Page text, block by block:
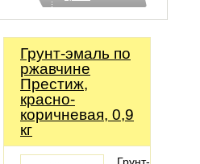
Грунт-эмаль по
ржавчине
Престиж,
красно-
коричневая, 0,9
кг
Грунт-